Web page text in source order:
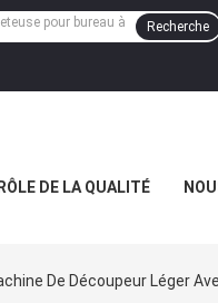
Recherche
DE LA QUALITÉ
De Découpeur Léger